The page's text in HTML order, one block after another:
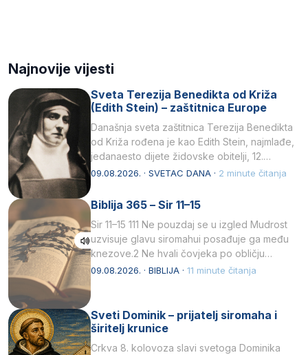
Najnovije vijesti
Sveta Terezija Benedikta od Križa
(Edith Stein) – zaštitnica Europe
Današnja sveta zaštitnica Terezija Benedikta
od Križa rođena je kao Edith Stein, najmlađe,
jedanaesto dijete židovske obitelji, 12.
listopada 1891, u Wrocławu…
09.08.2026. · SVETAC DANA · 2 minute čitanja
Biblija 365 – Sir 11–15
Sir 11–15 111 Ne pouzdaj se u izgled Mudrost
uzvisuje glavu siromahui posađuje ga među
knezove.2 Ne hvali čovjeka po obličju
njegovui…
09.08.2026. · BIBLIJA · 11 minute čitanja
Sveti Dominik – prijatelj siromaha i
širitelj krunice
Crkva 8. kolovoza slavi svetoga Dominika